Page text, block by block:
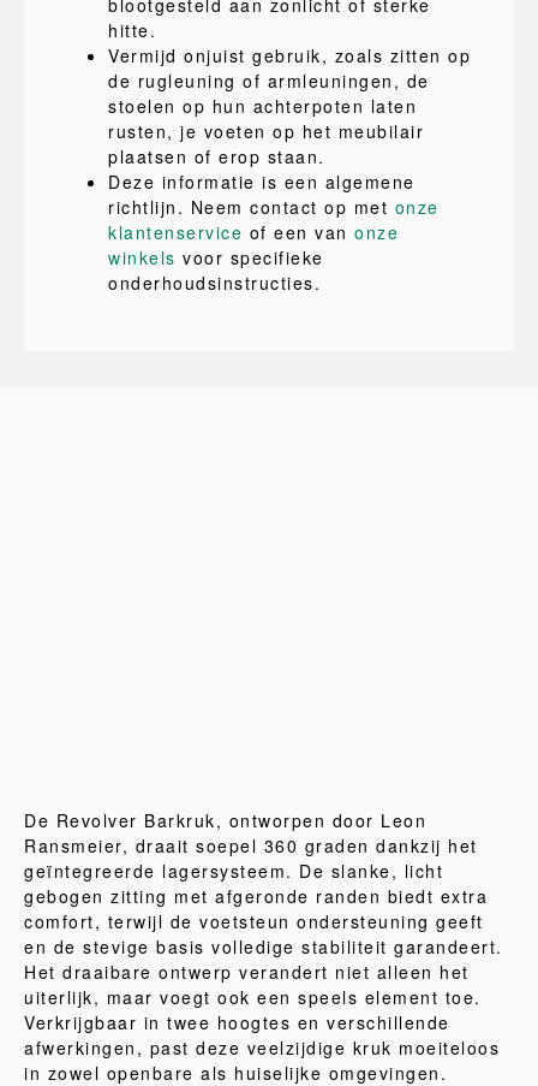
blootgesteld aan zonlicht of sterke
hitte.
Vermijd onjuist gebruik, zoals zitten op
de rugleuning of armleuningen, de
stoelen op hun achterpoten laten
rusten, je voeten op het meubilair
plaatsen of erop staan.
Deze informatie is een algemene
richtlijn. Neem contact op met onze
klantenservice of een van onze
winkels voor specifieke
onderhoudsinstructies.
De Revolver Barkruk, ontworpen door Leon
Ransmeier, draait soepel 360 graden dankzij het
geïntegreerde lagersysteem. De slanke, licht
gebogen zitting met afgeronde randen biedt extra
comfort, terwijl de voetsteun ondersteuning geeft
en de stevige basis volledige stabiliteit garandeert.
Het draaibare ontwerp verandert niet alleen het
uiterlijk, maar voegt ook een speels element toe.
Verkrijgbaar in twee hoogtes en verschillende
afwerkingen, past deze veelzijdige kruk moeiteloos
in zowel openbare als huiselijke omgevingen.